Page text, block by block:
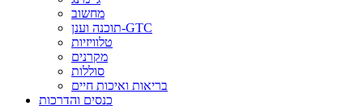
מחשוב
תוכנה וענן-GTC
טלוויזיות
מקרנים
סוללות
בריאות ואיכות חיים
כנסים והדרכות